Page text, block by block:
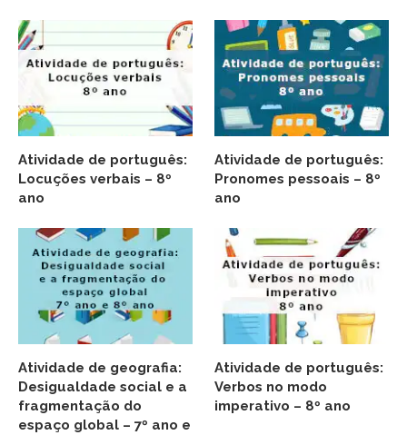
Atividade de português:
Locuções verbais – 8º
ano
Atividade de português:
Pronomes pessoais – 8º
ano
Atividade de geografia:
Desigualdade social e a
fragmentação do
espaço global – 7º ano e
Atividade de português:
Verbos no modo
imperativo – 8º ano